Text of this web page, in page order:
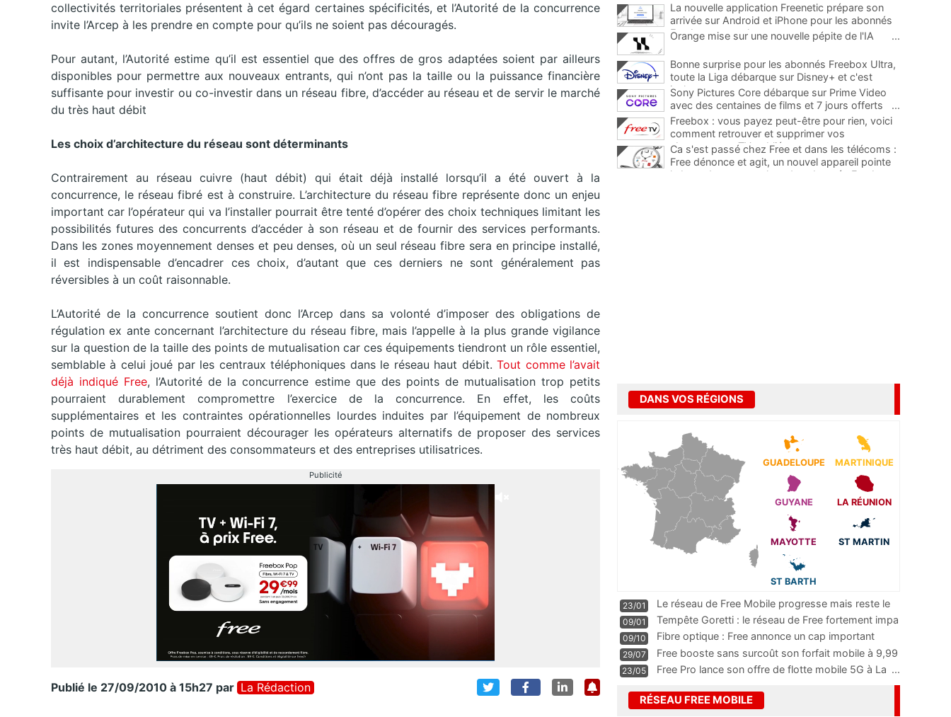
collectivités territoriales présentent à cet égard certaines spécificités, et l’Autorité de la concurrence
invite l’Arcep à les prendre en compte pour qu’ils ne soient pas découragés.
Pour autant, l’Autorité estime qu’il est essentiel que des offres de gros adaptées soient par ailleurs
disponibles pour permettre aux nouveaux entrants, qui n’ont pas la taille ou la puissance financière
suffisante pour investir ou co-investir dans un réseau fibre, d’accéder au réseau et de servir le marché
du très haut débit
Les choix d’architecture du réseau sont déterminants
Contrairement au réseau cuivre (haut débit) qui était déjà installé lorsqu’il a été ouvert à la
concurrence, le réseau fibré est à construire. L’architecture du réseau fibre représente donc un enjeu
important car l’opérateur qui va l’installer pourrait être tenté d’opérer des choix techniques limitant les
possibilités futures des concurrents d’accéder à son réseau et de fournir des services performants.
Dans les zones moyennement denses et peu denses, où un seul réseau fibre sera en principe installé,
il est indispensable d’encadrer ces choix, d’autant que ces derniers ne sont généralement pas
réversibles à un coût raisonnable.
L’Autorité de la concurrence soutient donc l’Arcep dans sa volonté d’imposer des obligations de
régulation ex ante concernant l’architecture du réseau fibre, mais l’appelle à la plus grande vigilance
sur la question de la taille des points de mutualisation car ces équipements tiendront un rôle essentiel,
semblable à celui joué par les centraux téléphoniques dans le réseau haut débit.Tout comme l’avait
déjà indiqué Free, l’Autorité de la concurrence estime que des points de mutualisation trop petits
pourraient durablement compromettre l’exercice de la concurrence. En effet, les coûts
supplémentaires et les contraintes opérationnelles lourdes induites par l’équipement de nombreux
points de mutualisation pourraient décourager les opérateurs alternatifs de proposer des services
très haut débit, au détriment des consommateurs et des entreprises utilisatrices.
Publicité
Publié le 27/09/2010 à 15h27 par La Rédaction
La nouvelle application Freenetic prépare son
arrivée sur Android et iPhone pour les abonnés
Freebox, testez la
Orange mise sur une nouvelle pépite de l'IA ...
Bonne surprise pour les abonnés Freebox Ultra,
toute la Liga débarque sur Disney+ et c'est
inclus
Sony Pictures Core débarque sur Prime Video
avec des centaines de films et 7 jours offerts
...
Freebox : vous payez peut-être pour rien, voici
comment retrouver et supprimer vos
abonnements TV oubliés
...
Ca s'est passé chez Free et dans les télécoms :
Free dénonce et agit, un nouvel appareil pointe
le bout de son nez chez des abonnés Freebox...
DANS VOS RÉGIONS
GUADELOUPE MARTINIQUE
GUYANE LA RÉUNION
MAYOTTE ST MARTIN
ST BARTH
23/01
Le réseau de Free Mobile progresse mais reste le
m
...
09/01
Tempête Goretti : le réseau de Free fortement impa
09/10
Fibre optique : Free annonce un cap important
pass
...
29/07
Free booste sans surcoût son forfait mobile à 9,99
23/05 Free Pro lance son offre de flotte mobile 5G à La ...
RÉSEAU FREE MOBILE